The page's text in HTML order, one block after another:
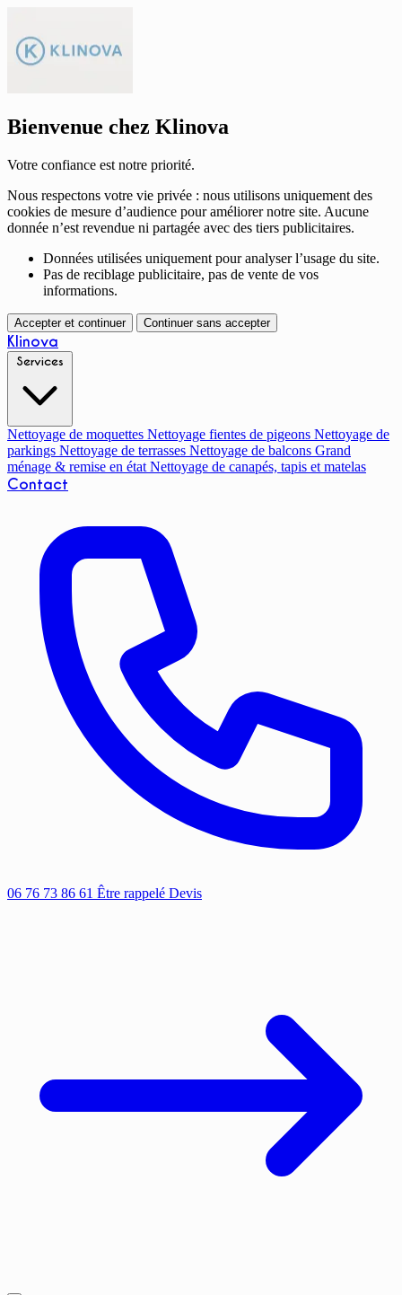
Bienvenue chez Klinova
Votre confiance est notre priorité.
Nous respectons votre vie privée : nous utilisons uniquement des
cookies de mesure d’audience pour améliorer notre site. Aucune
donnée n’est revendue ni partagée avec des tiers publicitaires.
Données utilisées uniquement pour analyser l’usage du site.
Pas de reciblage publicitaire, pas de vente de vos
informations.
Accepter et continuer Continuer sans accepter
Klinova
Nettoyage de moquettes Nettoyage fientes de pigeons Nettoyage de
parkings Nettoyage de terrasses Nettoyage de balcons Grand
ménage & remise en état Nettoyage de canapés, tapis et matelas
Contact
06 76 73 86 61 Être rappelé Devis